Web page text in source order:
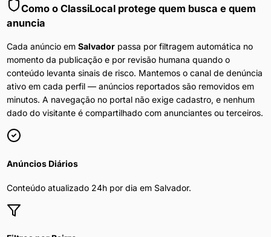
Como o ClassiLocal protege quem busca e quem
anuncia
Cada anúncio em Salvadorpassa por filtragem automática no
momento da publicação e por revisão humana quando o
conteúdo levanta sinais de risco. Mantemos o canal de denúncia
ativo em cada perfil — anúncios reportados são removidos em
minutos. A navegação no portal não exige cadastro, e nenhum
dado do visitante é compartilhado com anunciantes ou terceiros.
Anúncios Diários
Conteúdo atualizado 24h por dia em Salvador.